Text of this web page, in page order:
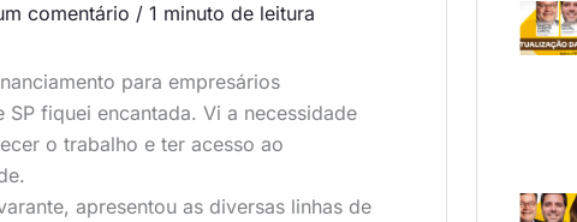
comentário / 1 minuto de leitura
para empresários
fiquei encantada. Vi a necessidade
o trabalho e ter acesso ao
apresentou as diversas linhas de